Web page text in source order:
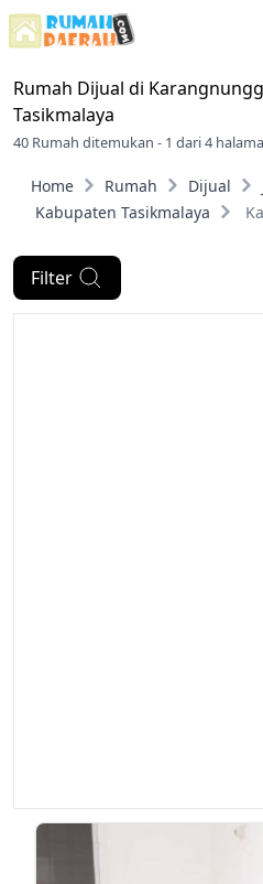
Rumah Dijual di
Tasikmalaya
40 Rumah ditemukan - 1 dari 4
Home Rumah Dijual
Kabupaten Tasikmalaya
Filter